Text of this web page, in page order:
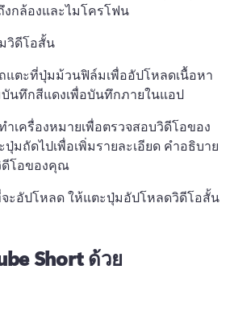
งกล้องและไมโครโฟน
วิดีโอสั้น
ตะที่ปุ่มม้วนฟิล์มเพื่ออัปโหลดเนื้อหา
นทึกสีแดงเพื่อบันทึกภายในแอป
เครื่องหมายเพื่อตรวจสอบวิดีโอของ
มถัดไปเพื่อเพิ่มรายละเอียด คำอธิบาย
ดีโอของคุณ
ะอัปโหลด ให้แตะปุ่มอัปโหลดวิดีโอสั้น
Short ด้วย